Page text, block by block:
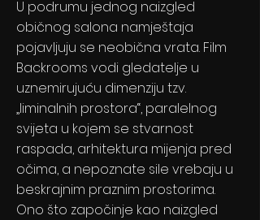
U podrumu jednog naizgled
običnog salona namještaja
pojavljuju se neobična vrata. Film
Backrooms vodi gledatelje u
uznemirujuću dimenziju tzv.
„liminalnih prostora“, paralelnog
svijeta u kojem se stvarnost
raspada, arhitektura mijenja pred
očima, a nepoznate sile vrebaju u
beskrajnim praznim prostorima.
Ono što započinje kao naizgled